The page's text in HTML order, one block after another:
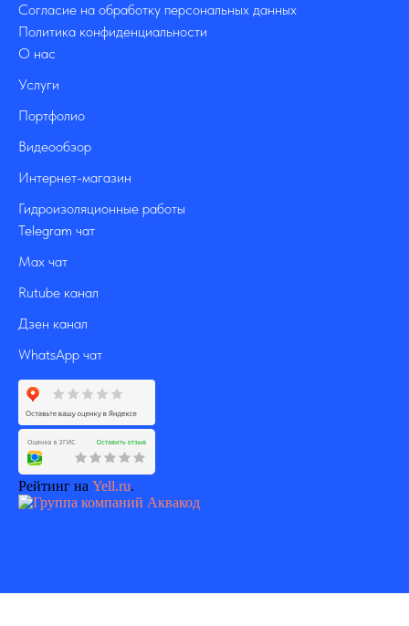
Согласие на обработку персональных данных
Политика конфиденциальности
О нас
Услуги
Портфолио
Видеообзор
Интернет-магазин
Гидроизоляционные работы
Telegram чат
Max чат
Rutube канал
Дзен канал
WhatsApp чат
Рейтинг на Yell.ru.